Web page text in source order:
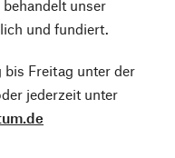
unser
und fundiert.
bis Freitag unter der
jederzeit unter